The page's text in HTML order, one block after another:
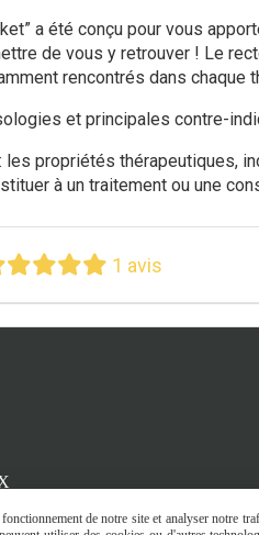
a été conçu pour vous
de vous y retrouver ! Le
rencontrés dans
et principales contre-
propriétés thérapeutiques,
à un traitement ou une
1 avis
de notre site et analyser notre